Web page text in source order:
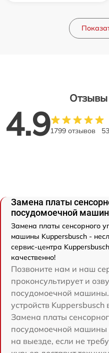
Отзывы
4.91799 отзывов
Замена платы
посудомоечной
Замена платы сенсорного
машины Kuppersbusch -
сервис-центра
качественно!
Позвоните нам и наш
проконсультирует и
посудомоечной
устройств
Замена платы
посудомоечной машины
на выезде, если не